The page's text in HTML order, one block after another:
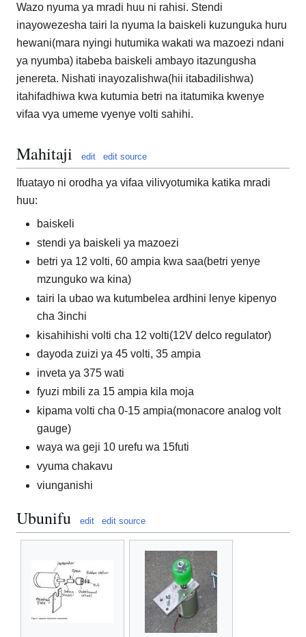
Wazo nyuma ya mradi huu ni rahisi. Stendi
inayowezesha tairi la nyuma la baiskeli kuzunguka huru
hewani(mara nyingi hutumika wakati wa mazoezi ndani
ya nyumba) itabeba baiskeli ambayo itazungusha
jenereta. Nishati inayozalishwa(hii itabadilishwa)
itahifadhiwa kwa kutumia betri na itatumika kwenye
vifaa vya umeme vyenye volti sahihi.
Mahitaji edit edit source
Ifuatayo ni orodha ya vifaa vilivyotumika katika mradi
huu:
baiskeli
stendi ya baiskeli ya mazoezi
betri ya 12 volti, 60 ampia kwa saa(betri yenye
mzunguko wa kina)
tairi la ubao wa kutumbelea ardhini lenye kipenyo
cha 3inchi
kisahihishi volti cha 12 volti(12V delco regulator)
dayoda zuizi ya 45 volti, 35 ampia
inveta ya 375 wati
fyuzi mbili za 15 ampia kila moja
kipama volti cha 0-15 ampia(monacore analog volt
gauge)
waya wa geji 10 urefu wa 15futi
vyuma chakavu
viunganishi
Ubunifu edit edit source